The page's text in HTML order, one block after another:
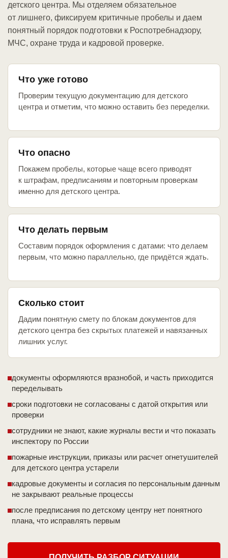
детского центра. Мы отделяем обязательное
от лишнего, фиксируем критичные пробелы и даем
понятный порядок подготовки к Роспотребнадзору,
МЧС, охране труда и кадровой проверке.
Что уже готово
Проверим текущую документацию для детского
центра и отметим, что можно оставить без переделки.
Что опасно
Покажем пробелы, которые чаще всего приводят
к штрафам, предписаниям и повторным проверкам
именно для детского центра.
Что делать первым
Составим порядок оформления с датами: что делаем
первым, что можно параллельно, где придётся ждать.
Сколько стоит
Дадим понятную смету по блокам документов для
детского центра без скрытых платежей и навязанных
лишних услуг.
документы оформляются вразнобой, и часть приходится
переделывать
сроки подготовки не согласованы с датой открытия или
проверки
сотрудники не знают, какие журналы вести и что показать
инспектору по России
пожарные инструкции, приказы или расчет огнетушителей
для детского центра устарели
кадровые документы и согласия по персональным данным
не закрывают реальные процессы
после предписания по детскому центру нет понятного
плана, что исправлять первым